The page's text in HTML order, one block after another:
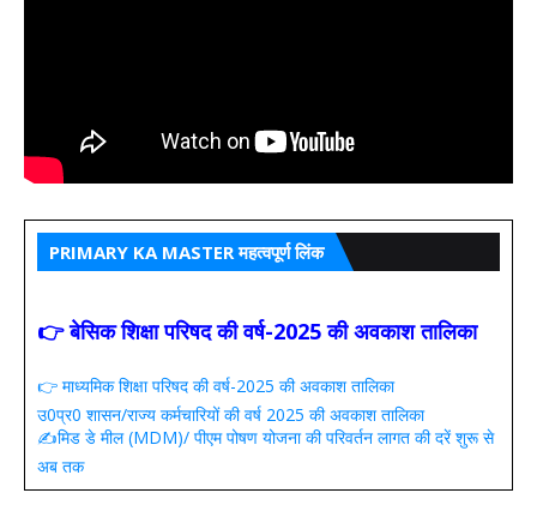
PRIMARY KA MASTER महत्वपूर्ण लिंक
👉 बेसिक शिक्षा परिषद की वर्ष-2025 की अवकाश तालिका
👉 माध्यमिक शिक्षा परिषद की वर्ष-2025 की अवकाश तालिका
उ0प्र0 शासन/राज्य कर्मचारियों की वर्ष 2025 की अवकाश तालिका
✍️मिड डे मील (MDM)/ पीएम पोषण योजना की परिवर्तन लागत की दरें शुरू से
अब तक